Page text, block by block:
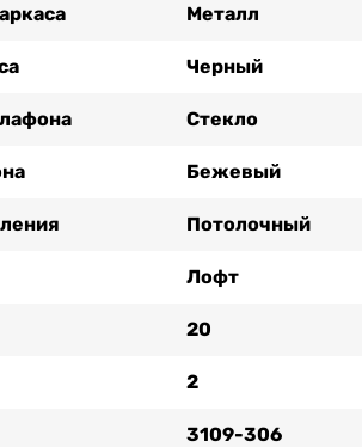
Металл
Черный
Стекло
Бежевый
Потолочный
Лофт
20
2
3109-306